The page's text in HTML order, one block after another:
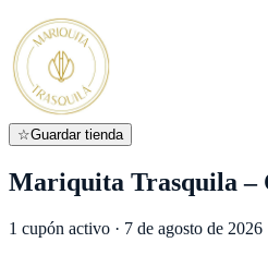
☆Guardar tienda
Mariquita Trasquila –
1 cupón activo · 7 de agosto de 2026